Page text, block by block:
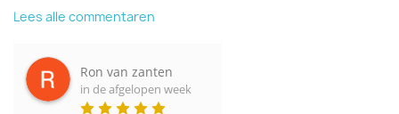
Lees alle commentaren
Ron van zanten
in de afgelopen week